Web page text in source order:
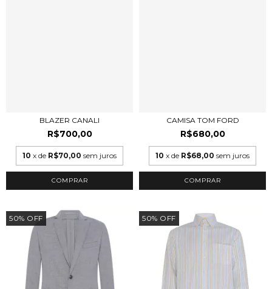
BLAZER CANALI
R$700,00
10 x de R$70,00 sem juros
CAMISA TOM FORD
R$680,00
10 x de R$68,00 sem juros
COMPRAR
50% OFF 50% OFF